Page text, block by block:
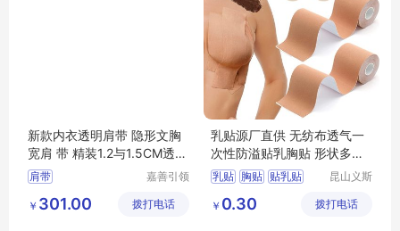
新款内衣透明肩带 隐形文胸
宽肩 带 精装1.2与1.5CM透明
带厂 家
肩带
嘉善引领
厂(普通
￥ 301.00 拨打电话
乳贴源厂直供 无纺布透气一
次性防溢贴乳胸贴 形状多样
可定制
乳贴 胸贴 贴乳贴
昆山义斯
限公司
￥ 0.30 拨打电话